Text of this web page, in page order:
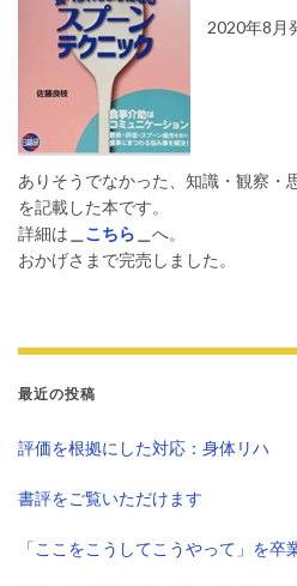
2020年8月
ありそうでなかった、知識・観察・
を記載した本です。
詳細は
こちら
へ。
おかげさまで完売しました。
最近の投稿
評価を根拠にした対応：身体リハ
書評をご覧いただけます
「ここをこうしてこうやって」を卒